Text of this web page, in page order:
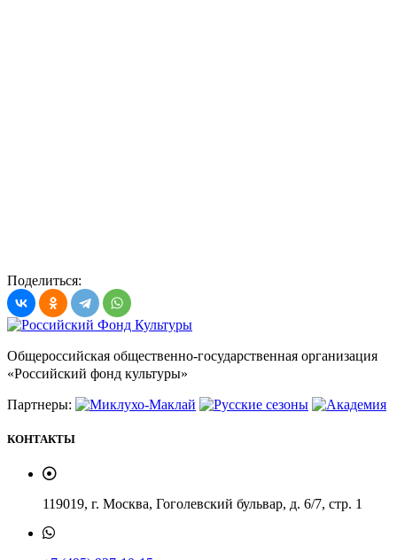
Поделиться:
Общероссийская общественно-государственная организация
«Российский фонд культуры»
Партнеры:
КОНТАКТЫ
119019, г. Москва, Гоголевский бульвар, д. 6/7, стр. 1